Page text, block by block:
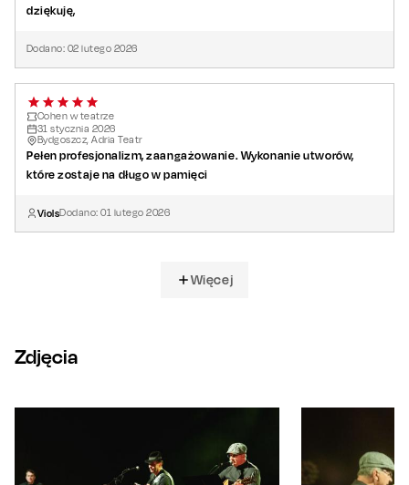
dziękuję,
Dodano: 02 lutego 2026
Cohen w teatrze
31 stycznia 2026
Bydgoszcz, Adria Teatr
Pełen profesjonalizm, zaangażowanie. Wykonanie utworów,
które zostaje na długo w pamięci
ViolsDodano:01 lutego 2026
Więcej
Zdjęcia